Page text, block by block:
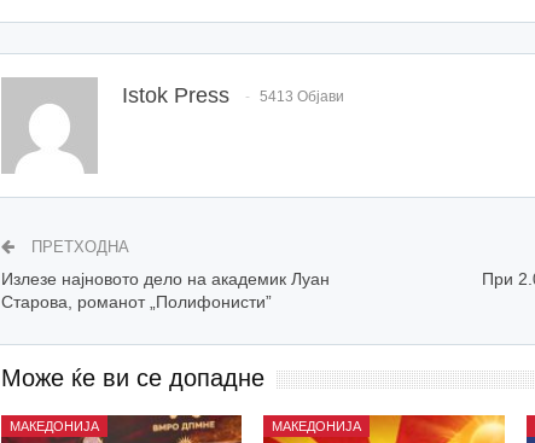
Istok Press 5413 Објави
ПРЕТХОДНА
Излезе најновото дело на академик Луан
Старова, романот „Полифонисти”
При
Може ќе ви се допадне
МАКЕДОНИЈА МАКЕДОНИЈА